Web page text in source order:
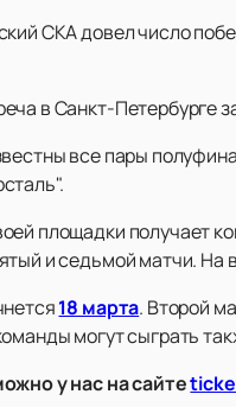
СКА довел число
в Санкт-Петербурге
все пары
площадки получает
и седьмой матчи. На
18 марта. Второй
могут сыграть
у нас на сайте